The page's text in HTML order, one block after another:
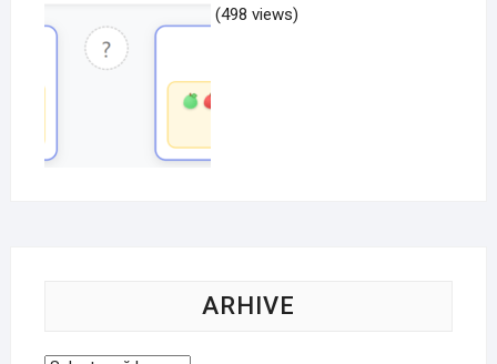
(498 views)
ARHIVE